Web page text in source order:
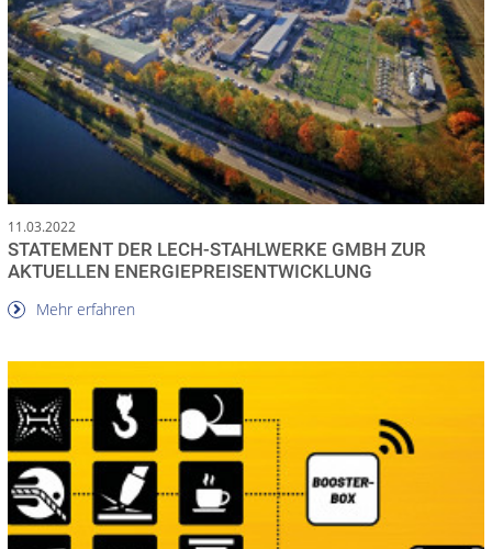
11.03.2022
STATEMENT DER LECH-STAHLWERKE GMBH ZUR
AKTUELLEN ENERGIEPREISENTWICKLUNG
Mehr erfahren